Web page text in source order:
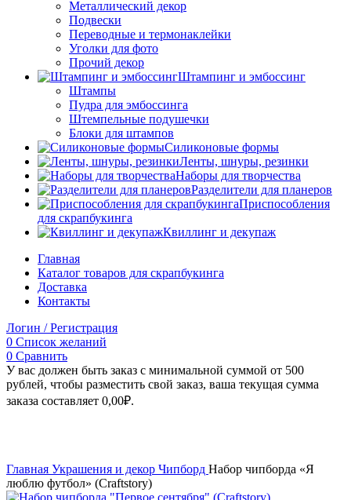
Металлический декор
Подвески
Переводные и термонаклейки
Уголки для фото
Прочий декор
Штампинг и эмбоссинг
Штампы
Пудра для эмбоссинга
Штемпельные подушечки
Блоки для штампов
Силиконовые формы
Ленты, шнуры, резинки
Наборы для творчества
Разделители для планеров
Приспособления
для скрапбукинга
Квиллинг и декупаж
Главная
Каталог товаров для скрапбукинга
Доставка
Контакты
Логин / Регистрация
0 Список желаний
0 Сравнить
У вас должен быть заказ с минимальной суммой от 500
рублей, чтобы разместить свой заказ, ваша текущая сумма
заказа составляет 0,00₽.
Главная Украшения и декор Чипборд Набор чипборда «Я
люблю футбол» (Craftstory)